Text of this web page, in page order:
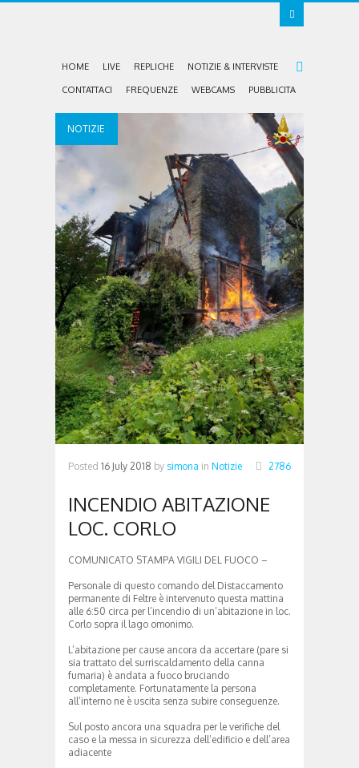
HOME LIVE REPLICHE NOTIZIE & INTERVISTE
CONTATTACI FREQUENZE WEBCAMS PUBBLICITA
NOTIZIE
Posted 16 July 2018 by simona in Notizie 2786
INCENDIO ABITAZIONE
LOC. CORLO
COMUNICATO STAMPA VIGILI DEL FUOCO –
Personale di questo comando del Distaccamento
permanente di Feltre è intervenuto questa mattina
alle 6:50 circa per l’incendio di un’abitazione in loc.
Corlo sopra il lago omonimo.
L’abitazione per cause ancora da accertare (pare si
sia trattato del surriscaldamento della canna
fumaria) è andata a fuoco bruciando
completamente. Fortunatamente la persona
all’interno ne è uscita senza subire conseguenze.
Sul posto ancora una squadra per le verifiche del
caso e la messa in sicurezza dell’edificio e dell’area
adiacente